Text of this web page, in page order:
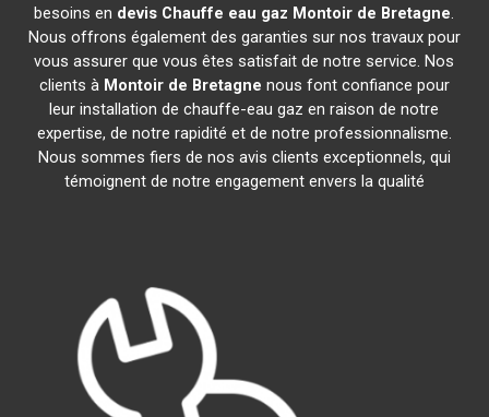
besoins en devis Chauffe eau gaz Montoir de Bretagne.
Nous offrons également des garanties sur nos travaux pour
vous assurer que vous êtes satisfait de notre service. Nos
clients à Montoir de Bretagne nous font confiance pour
leur installation de chauffe-eau gaz en raison de notre
expertise, de notre rapidité et de notre professionnalisme.
Nous sommes fiers de nos avis clients exceptionnels, qui
témoignent de notre engagement envers la qualité